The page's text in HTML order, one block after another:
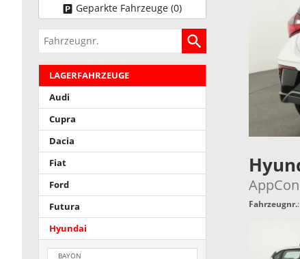
Fahrzeugnr.:
Geparkte Fahrzeuge (0)
Fahrzeugnr.
LAGERFAHRZEUGE
Audi
Cupra
Dacia
Fiat
Ford
Futura
Hyundai
BAYON